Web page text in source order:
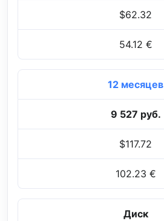
$62.32
54.12 €
12 месяцев
9 527 руб.
$117.72
102.23 €
Диск